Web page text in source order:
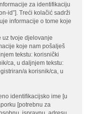
za identifikaciju
id”]. Treći kolačić sadrži
informacije o tome koje
uz tvoje djelovanje
koje nam pošalješ
tekstu: korisnički
ca, u daljnjem tekstu:
a korisnik/ca, u
identifikacijsko ime [u
[potrebnu za